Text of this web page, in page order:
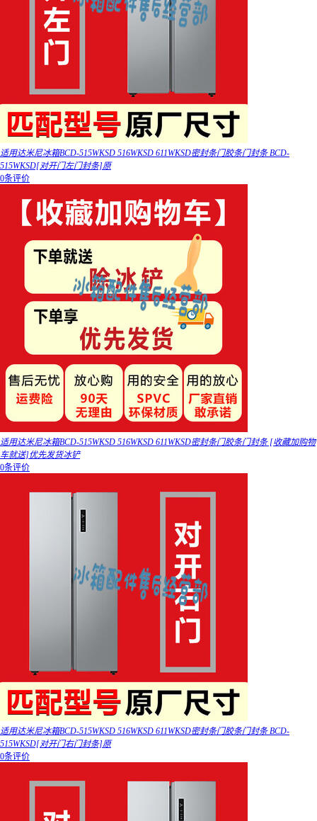
适用达米尼冰箱BCD-515WKSD 516WKSD 611WKSD密封条门胶条门封条 BCD-
515WKSD[对开门左门封条]原
0条评价
适用达米尼冰箱BCD-515WKSD 516WKSD 611WKSD密封条门胶条门封条 [收藏加购物
车就送]优先发货冰铲
0条评价
适用达米尼冰箱BCD-515WKSD 516WKSD 611WKSD密封条门胶条门封条 BCD-
515WKSD[对开门右门封条]原
0条评价